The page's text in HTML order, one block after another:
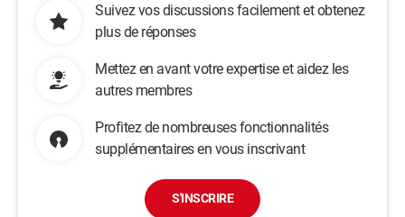
Suivez vos discussions facilement et obtenez
plus de réponses
Mettez en avant votre expertise et aidez les
autres membres
Profitez de nombreuses fonctionnalités
supplémentaires en vous inscrivant
S'INSCRIRE